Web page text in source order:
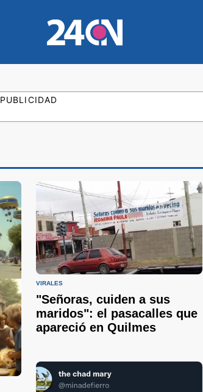
PUBLICIDAD
VIRALES
"Señoras, cuiden a sus
maridos": el pasacalles que
apareció en Quilmes